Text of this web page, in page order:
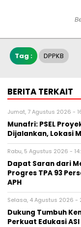
Tag : DPPKB
BERITA TERKAIT
Jumat, 7 Agustus 2026 -
Munafri: PSEL
Dijalankan, Lokasi
Rabu, 5 Agustus 2026 -
Dapat Saran dari
Progres TPA 93
APH
Selasa, 4 Agustus 2026 -
Dukung Tumbuh
Perkuat Edukasi